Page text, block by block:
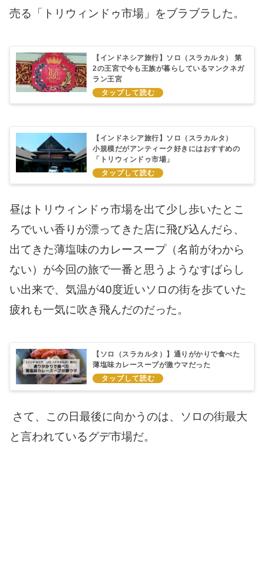
売る「トリウィンドゥ市場」をブラブラした。
【インドネシア旅行】ソロ（スラカルタ） 第
2の王宮で今も王族が暮らしているマンクネガ
ラン王宮
【インドネシア旅行】ソロ（スラカルタ）
小規模だがアンティーク好きにはおすすめの
「トリウィンドゥ市場」
昼はトリウィンドゥ市場を出て少し歩いたとこ
ろでいい香りが漂ってきた店に飛び込んだら、
出てきた薄塩味のカレースープ（名前がわから
ない）が今回の旅で一番と思うようなすばらし
い出来で、気温が40度近いソロの街を歩ていた
疲れも一気に吹き飛んだのだった。
【ソロ（スラカルタ）】通りがかりで食べた
薄塩味カレースープが激ウマだった
さて、この日最後に向かうのは、ソロの街最大
と言われているグデ市場だ。